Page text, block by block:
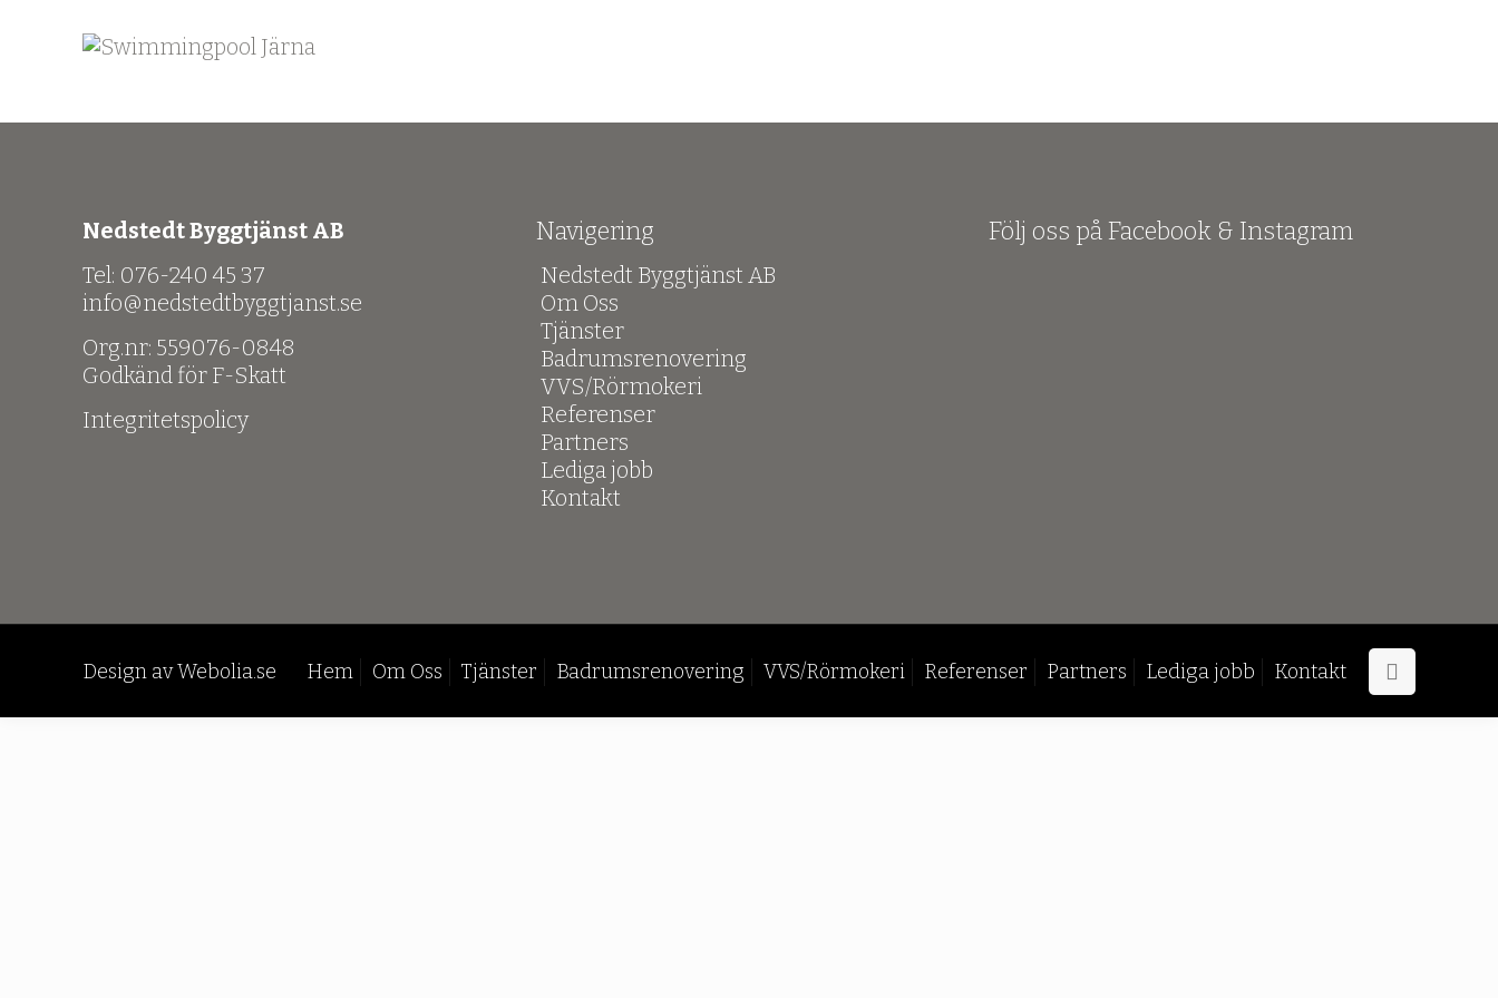
Nedstedt Byggtjänst AB
Tel: 076-240 45 37
info@nedstedtbyggtjanst.se
Org.nr: 559076-0848
Godkänd för F-Skatt
Integritetspolicy
Navigering
Nedstedt Byggtjänst AB
Om Oss
Tjänster
Badrumsrenovering
VVS/Rörmokeri
Referenser
Partners
Lediga jobb
Kontakt
Följ oss på Facebook & Instagram
Design avWebolia.se Hem Om Oss Tjänster Badrumsrenovering VVS/Rörmokeri Referenser Partners Lediga jobb Kontakt